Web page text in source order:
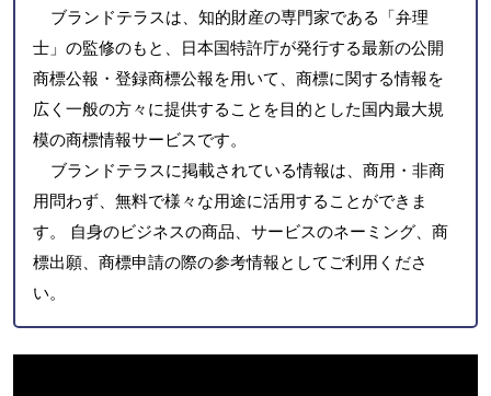
ブランドテラスは、知的財産の専門家である「弁理
士」の監修のもと、日本国特許庁が発行する最新の公開
商標公報・登録商標公報を用いて、商標に関する情報を
広く一般の方々に提供することを目的とした国内最大規
模の商標情報サービスです。
ブランドテラスに掲載されている情報は、商用・非商
用問わず、無料で様々な用途に活用することができま
す。 自身のビジネスの商品、サービスのネーミング、商
標出願、商標申請の際の参考情報としてご利用くださ
い。